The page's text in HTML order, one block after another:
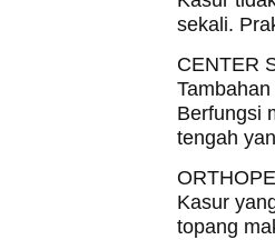
sekali.
CENTER
Berfungsi
tengah
Kasur
topang